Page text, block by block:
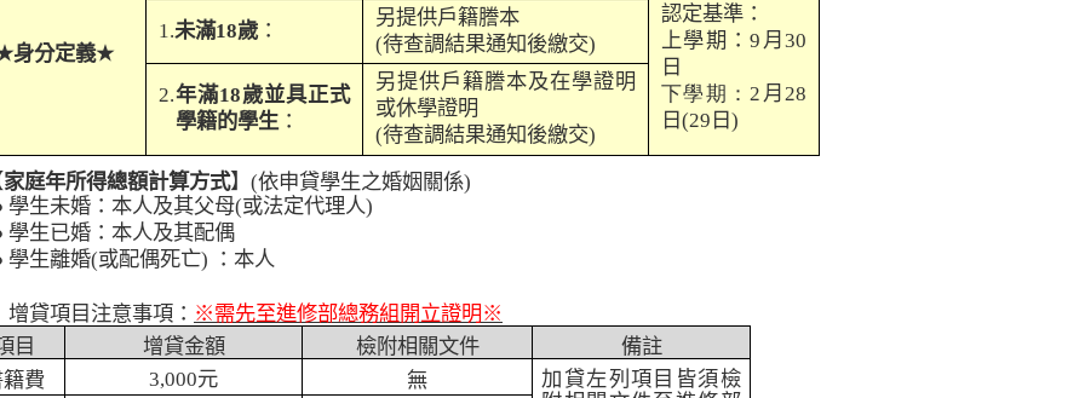
身分定義★
認定基準：
上學期：9 月30
日
下學期：2 月28
日 (29 日 )
1.未滿18歲：
另提供戶籍謄本
(待查調結果通知後繳交)
2.年滿18歲並具正式
學籍的學生：
另提供戶籍謄本及在學證明
或休學證明
(待查調結果通知後繳交)
家庭年所得總額計算方式】 (依申貸學生之婚姻關係)
學生未婚：本人及其父母(或法定代理人)
學生已婚：本人及其配偶
學生離婚(或配偶死亡) ：本人
增貸項目注意事項： ※需先至進修部總務組開立證明※
目
增貸金額 檢附相關文件
備註
籍費
3,000元 無
加貸左列項目皆須檢